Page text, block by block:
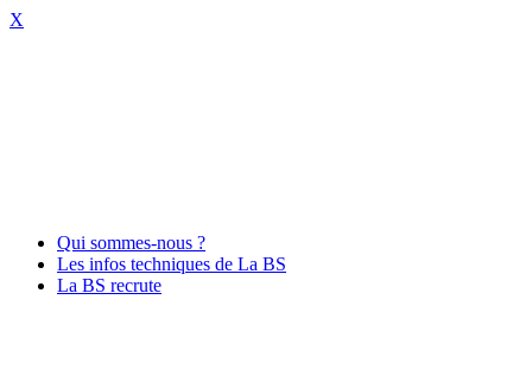
X
Qui sommes-nous ?
Les infos techniques de La BS
La BS recrute